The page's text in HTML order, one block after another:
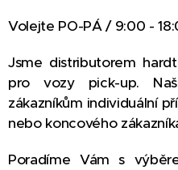
Volejte PO-PÁ / 9:00 -
Jsme distributorem
pro vozy pick-up.
zákazníkům individuální
nebo koncového
Poradíme Vám s